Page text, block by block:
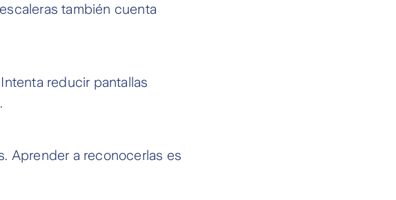
también cuenta
reducir pantallas
Aprender a reconocerlas es